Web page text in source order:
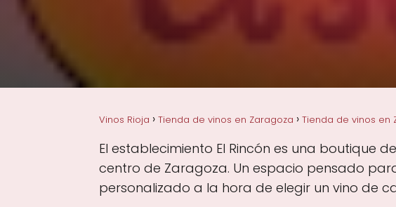
Vinos Rioja Tienda de vinos en Zaragoza Tienda de vinos en
El establecimiento El Rincón es una boutique
centro de Zaragoza. Un espacio pensado
personalizado a la hora de elegir un vino de